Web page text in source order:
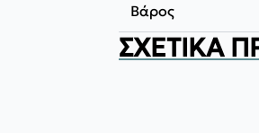
Βάρος
ΣΧΕΤΙΚΆ